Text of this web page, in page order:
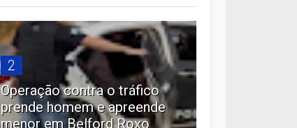
2
Operação contra o tráfico
prende homem e apreende
menor em Belford Roxo